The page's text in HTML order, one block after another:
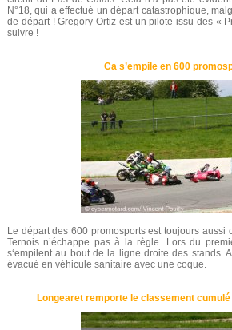
N°18, qui a effectué un départ catastrophique,
de départ ! Gregory Ortiz est un pilote issu des «
suivre !
Ca s’empile en 600
Le départ des 600 promosports est toujours aussi
Ternois n’échappe pas à la règle. Lors du
s‘empilent au bout de la ligne droite des stands.
évacué en véhicule sanitaire avec une coque.
Longearet remporte le classement